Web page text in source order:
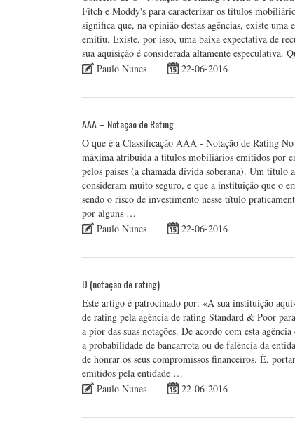
Fitch e Moddy's para caracterizar os títulos
significa que, na opinião destas agências, existe
emitiu. Existe, por isso, uma baixa expectativa de
sua aquisição é considerada altamente
Paulo Nunes
22-06-2016
AAA – Notação de Rating
O que é a Classificação AAA - Notação de Rating
máxima atribuída a títulos mobiliários emitidos por
pelos países (a chamada dívida soberana). Um título
consideram muito seguro, e que a instituição que o
sendo o risco de investimento nesse título
por alguns …
Paulo Nunes
22-06-2016
D (notação de rating)
Este artigo é patrocinado por: «A sua instituição
de rating pela agência de rating Standard & Poor
a pior das suas notações. De acordo com esta
a probabilidade de bancarrota ou de falência da
de honrar os seus compromissos financeiros. É,
emitidos pela entidade …
Paulo Nunes
22-06-2016